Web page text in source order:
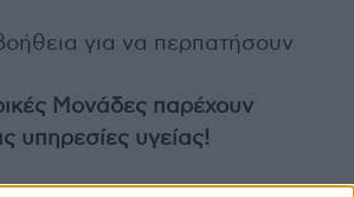
για να περπατήσουν
Μονάδες παρέχουν
υπηρεσίες υγείας!